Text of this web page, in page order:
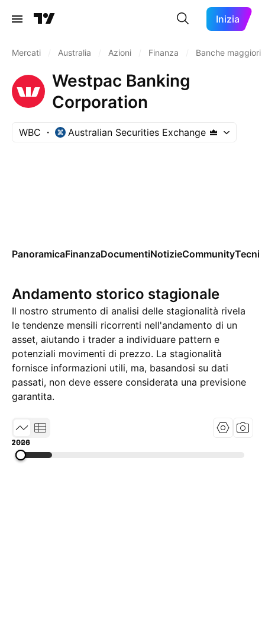
Inizia
Mercati Australia Azioni Finanza Banche maggiori
Westpac Banking
Corporation
WBC Australian Securities Exchange
PanoramicaFinanzaDocumentiNotizieCommunity
Andamento storico stagionale
Il nostro strumento di analisi delle stagionalità rivela
le tendenze mensili ricorrenti nell'andamento di un
asset, aiutando i trader a individuare pattern e
potenziali movimenti di prezzo. La stagionalità
fornisce informazioni utili, ma, basandosi su dati
passati, non deve essere considerata una previsione
garantita.
1990
2008
2026